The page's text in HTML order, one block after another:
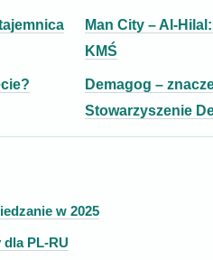
Man City – Al-
KMŚ
Demagog –
Stowarzyszenie
w 2025
PL-RU